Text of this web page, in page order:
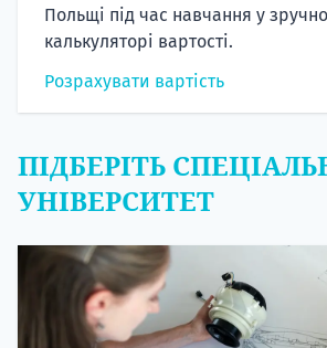
Польщі під час навчання у
калькуляторі вартості.
Розрахувати вартість
ПІДБЕРІТЬ
УНІВЕРСИТЕТ